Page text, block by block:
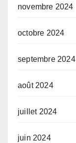
novembre 2024
octobre 2024
septembre 2024
août 2024
juillet 2024
juin 2024